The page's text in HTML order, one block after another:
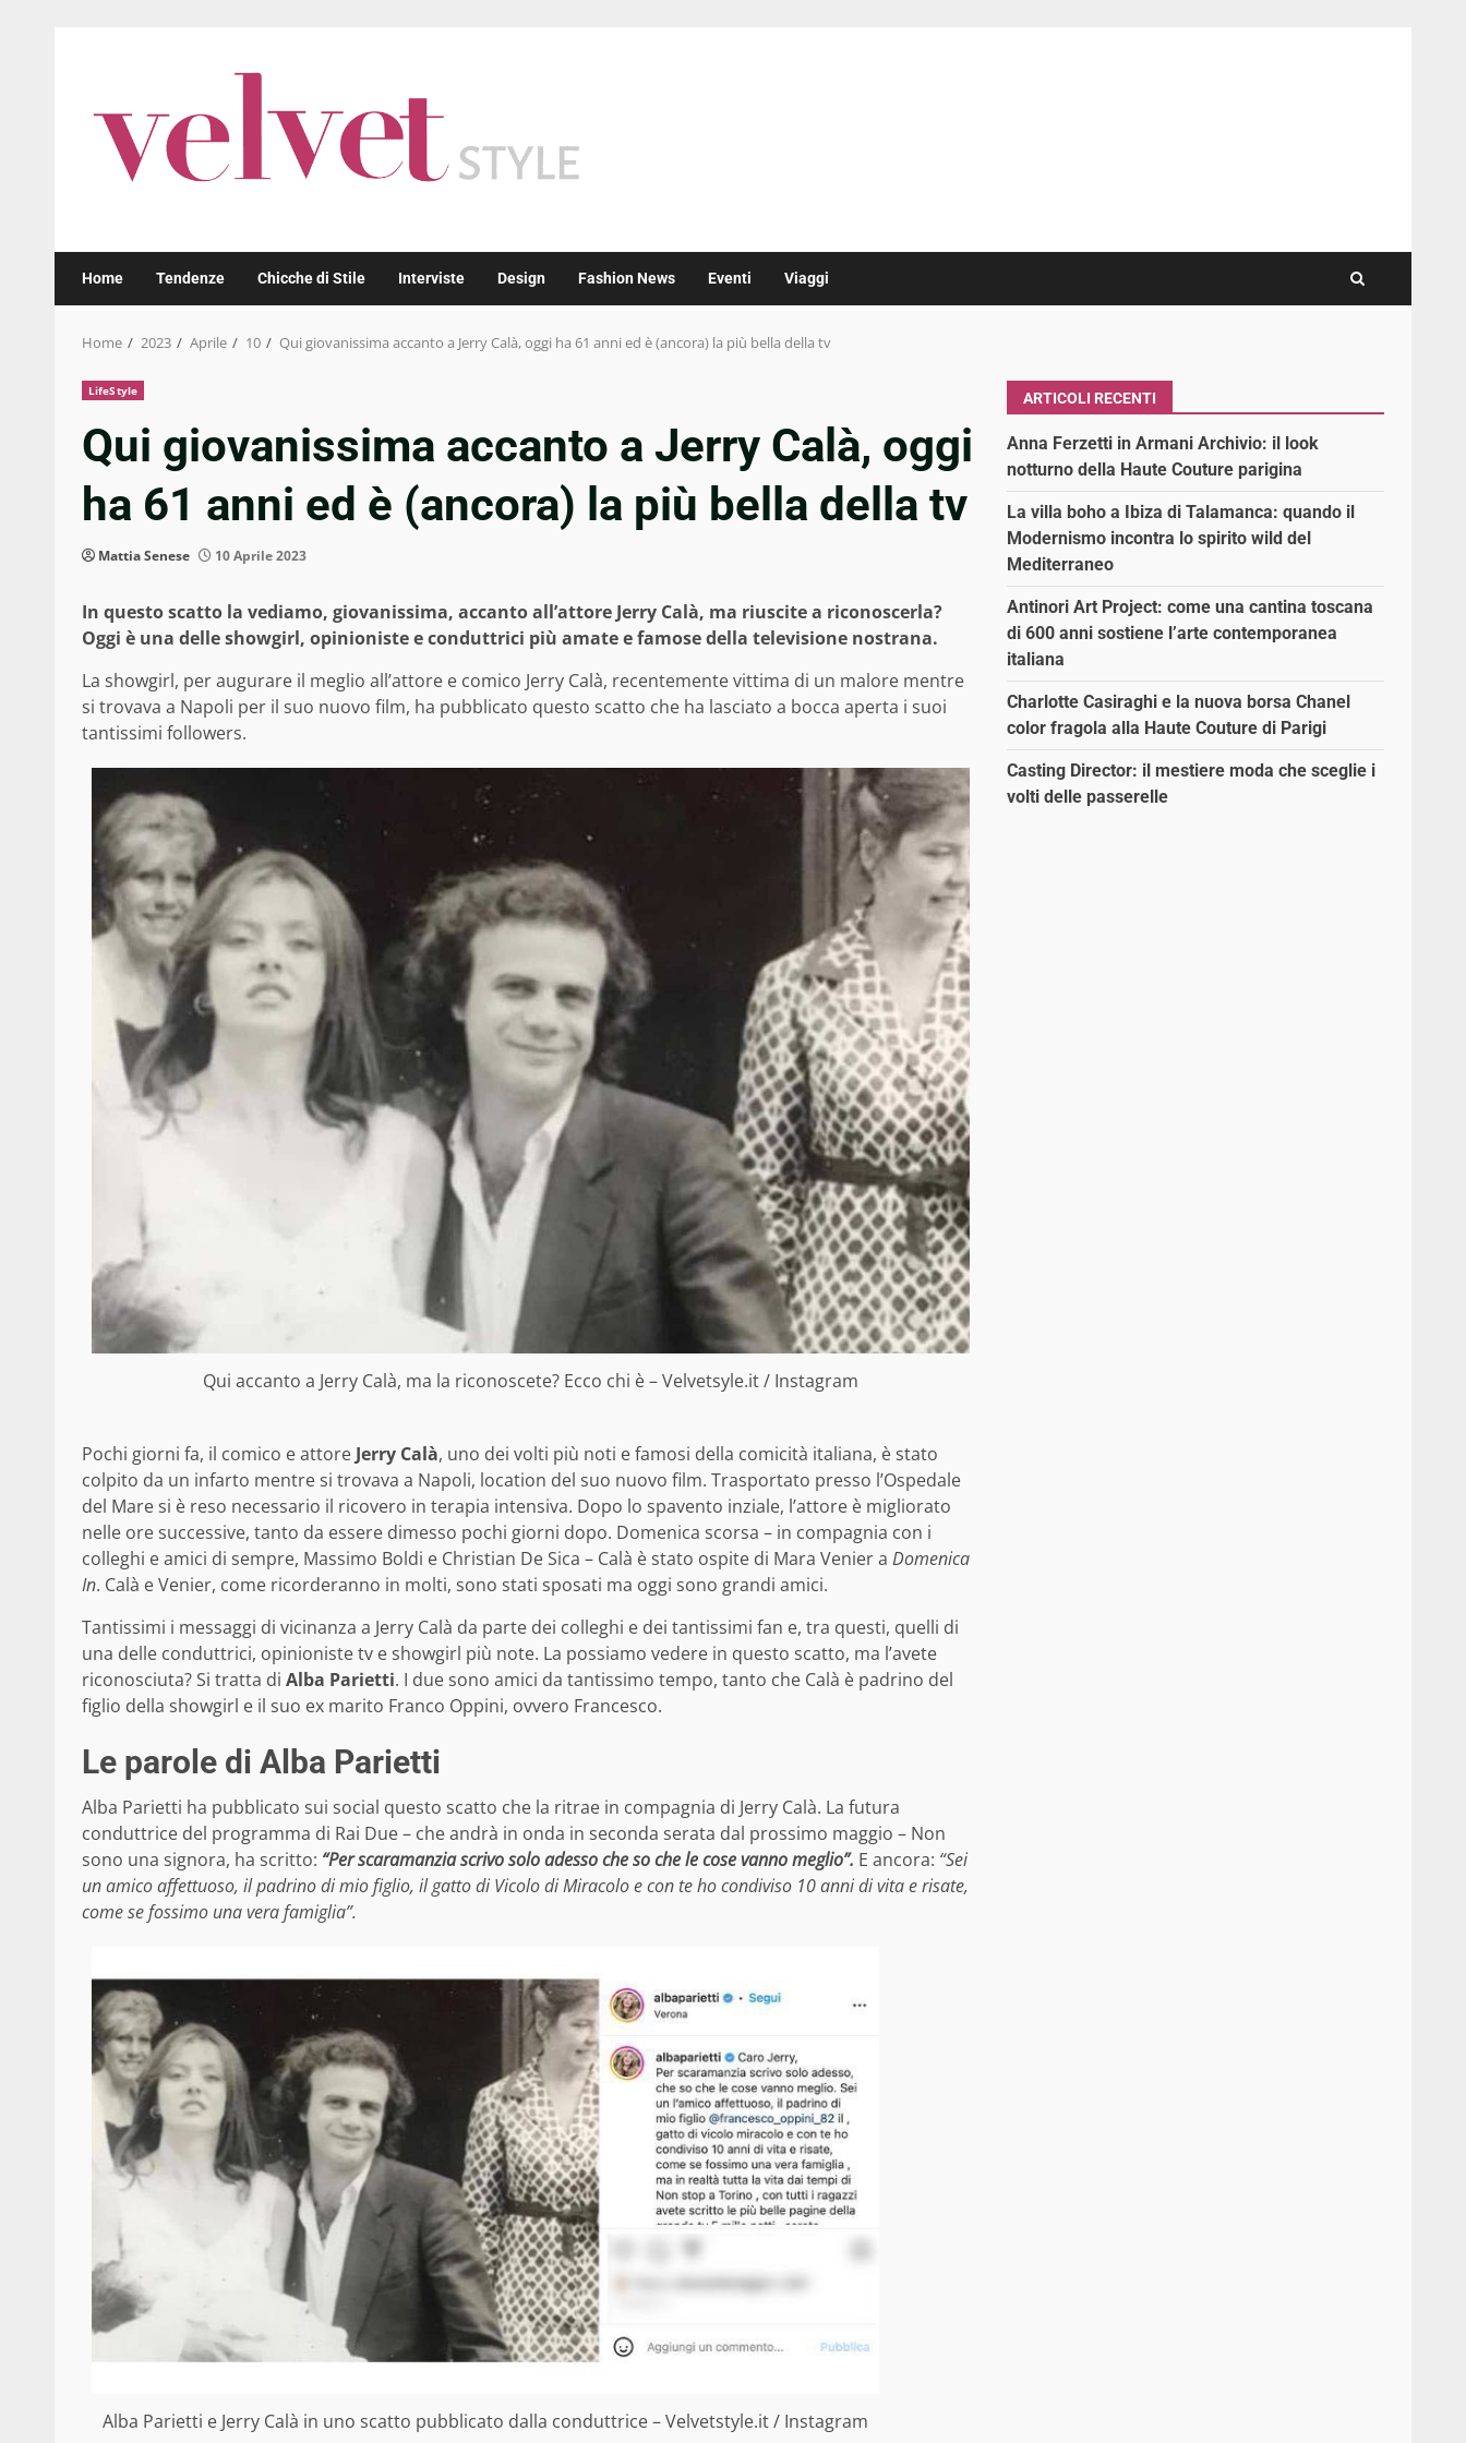
Home Tendenze Chicche di Stile Interviste Design Fashion News Eventi Viaggi
Home 2023 Aprile 10 Qui giovanissima accanto a Jerry Calà, oggi ha 61 anni ed è (ancora) la più bella della tv
LifeStyle
Qui giovanissima accanto a Jerry Calà, oggi
ha 61 anni ed è (ancora) la più bella della tv
Mattia Senese 10 Aprile 2023
In questo scatto la vediamo, giovanissima, accanto all’attore Jerry Calà, ma riuscite a riconoscerla?
Oggi è una delle showgirl, opinioniste e conduttrici più amate e famose della televisione nostrana.
La showgirl, per augurare il meglio all’attore e comico Jerry Calà, recentemente vittima di un malore mentre
si trovava a Napoli per il suo nuovo film, ha pubblicato questo scatto che ha lasciato a bocca aperta i suoi
tantissimi followers.
Qui accanto a Jerry Calà, ma la riconoscete? Ecco chi è – Velvetsyle.it / Instagram
Pochi giorni fa, il comico e attore Jerry Calà, uno dei volti più noti e famosi della comicità italiana, è stato
colpito da un infarto mentre si trovava a Napoli, location del suo nuovo film. Trasportato presso l’Ospedale
del Mare si è reso necessario il ricovero in terapia intensiva. Dopo lo spavento inziale, l’attore è migliorato
nelle ore successive, tanto da essere dimesso pochi giorni dopo. Domenica scorsa – in compagnia con i
colleghi e amici di sempre, Massimo Boldi e Christian De Sica – Calà è stato ospite di Mara Venier a Domenica
In. Calà e Venier, come ricorderanno in molti, sono stati sposati ma oggi sono grandi amici.
Tantissimi i messaggi di vicinanza a Jerry Calà da parte dei colleghi e dei tantissimi fan e, tra questi, quelli di
una delle conduttrici, opinioniste tv e showgirl più note. La possiamo vedere in questo scatto, ma l’avete
riconosciuta? Si tratta di Alba Parietti. I due sono amici da tantissimo tempo, tanto che Calà è padrino del
figlio della showgirl e il suo ex marito Franco Oppini, ovvero Francesco.
Le parole di Alba Parietti
Alba Parietti ha pubblicato sui social questo scatto che la ritrae in compagnia di Jerry Calà. La futura
conduttrice del programma di Rai Due – che andrà in onda in seconda serata dal prossimo maggio – Non
sono una signora, ha scritto: “Per scaramanzia scrivo solo adesso che so che le cose vanno meglio”. E ancora: “Sei
un amico affettuoso, il padrino di mio figlio, il gatto di Vicolo di Miracolo e con te ho condiviso 10 anni di vita e risate,
come se fossimo una vera famiglia”.
Alba Parietti e Jerry Calà in uno scatto pubblicato dalla conduttrice – Velvetstyle.it / Instagram
ARTICOLI RECENTI
Anna Ferzetti in Armani Archivio: il look
notturno della Haute Couture parigina
La villa boho a Ibiza di Talamanca: quando il
Modernismo incontra lo spirito wild del
Mediterraneo
Antinori Art Project: come una cantina toscana
di 600 anni sostiene l’arte contemporanea
italiana
Charlotte Casiraghi e la nuova borsa Chanel
color fragola alla Haute Couture di Parigi
Casting Director: il mestiere moda che sceglie i
volti delle passerelle